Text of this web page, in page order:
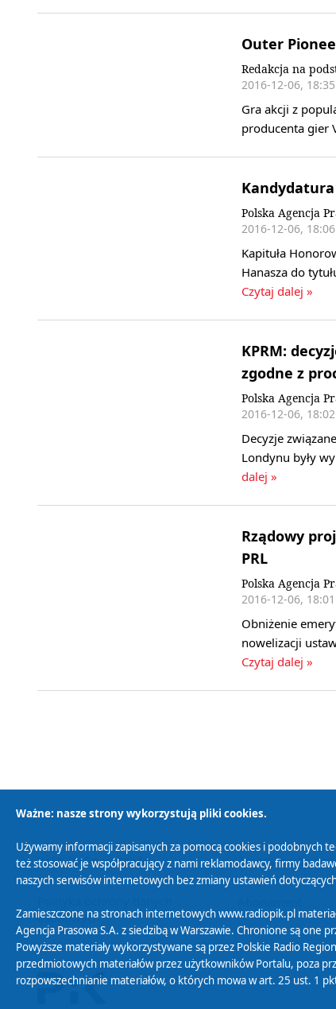
Outer
Redakcja na
2016-12-06, 18:35
Gra akcji z
producenta gier
Polska Agencja
2016-12-06, 18:06
Kapituła
Hanasza do
Czytaj dalej »
KPRM:
zgodne z
Polska Agencja
2016-12-06, 18:02
Decyzje
Londynu były
dalej »
Rządowy
PRL
Polska Agencja
2016-12-06, 18:01
Obniżenie
nowelizacji
Czytaj dalej »
Polityka Prywatności Zasady
osobowych
Ważne: nasze strony wykorzystują pliki cookies.
Używamy informacji zapisanych za pomocą cookies i podobnych
też stosować je współpracujący z nami reklamodawcy, firmy
naszych serwisów internetowych bez zmiany ustawień
Zamieszczone na stronach internetowych www.radiopik.pl
Agencja Prasowa S.A. z siedzibą w Warszawie. Chronione są
Powyższe materiały wykorzystywane są przez Polskie Radio
przedmiotowych materiałów przez użytkowników Portalu, poza
rozpowszechnianie materiałów, o których mowa w art. 25 ust. 1